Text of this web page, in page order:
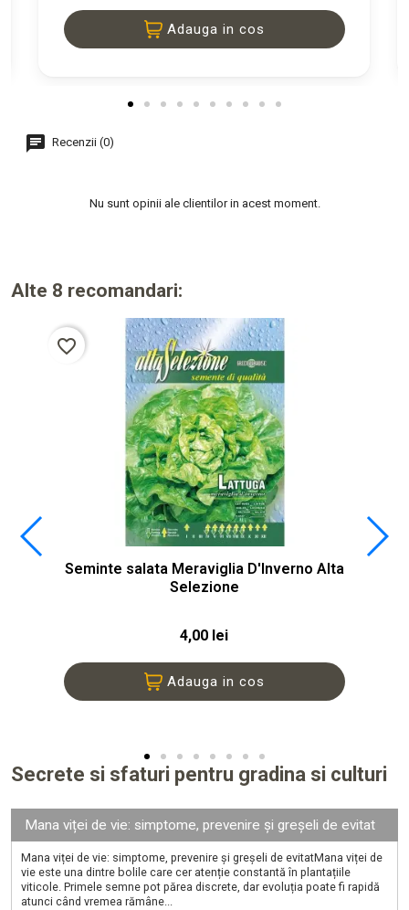
Adauga in cos
Recenzii (0)
Nu sunt opinii ale clientilor in acest moment.
Alte 8 recomandari:
Seminte salata Meraviglia D'Inverno Alta
Selezione
4,00 lei
Adauga in cos
favorite_border
Secrete si sfaturi pentru gradina si culturi
Mana viței de vie: simptome, prevenire și greșeli de evitat
Mana viței de vie: simptome, prevenire și greșeli de evitatMana viței de
vie este una dintre bolile care cer atenție constantă în plantațiile
viticole. Primele semne pot părea discrete, dar evoluția poate fi rapidă
atunci când vremea rămâne...